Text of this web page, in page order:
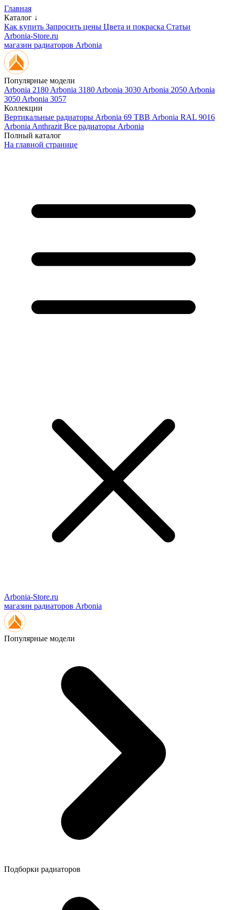
Главная
Каталог ↓
Как купить Запросить цены Цвета и покраска Статьи
Arbonia-Store.ru
магазин радиаторов Arbonia
Популярные модели
Arbonia 2180 Arbonia 3180 Arbonia 3030 Arbonia 2050 Arbonia
3050 Arbonia 3057
Коллекции
Вертикальные радиаторы Arbonia 69 ТВВ Arbonia RAL 9016
Arbonia Anthrazit Все радиаторы Arbonia
Полный каталог
На главной странице
Arbonia-Store.ru
магазин радиаторов Arbonia
Популярные модели
Подборки радиаторов